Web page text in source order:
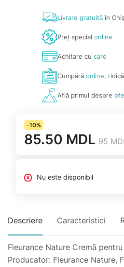
Livrare gratuităîn
Preț special online
Achitare cu card
Cumpărăonline,
Află primul despre
-10%
85.50 MDL 95
Nu este disponibil
Descriere Caracteristici
Fleurance Nature Cremă
Producator: Fleurance Nature,